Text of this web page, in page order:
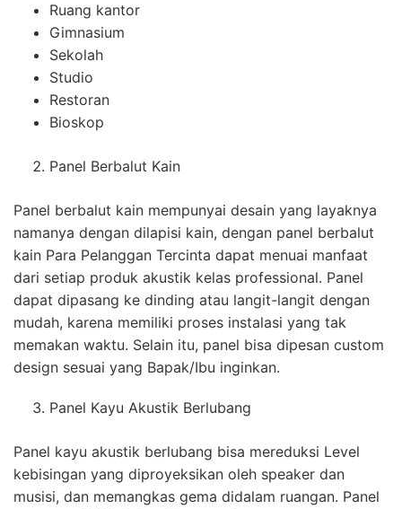
Ruang kantor
Gimnasium
Sekolah
Studio
Restoran
Bioskop
Panel Berbalut Kain
Panel berbalut kain mempunyai desain yang layaknya
namanya dengan dilapisi kain, dengan panel berbalut
kain Para Pelanggan Tercinta dapat menuai manfaat
dari setiap produk akustik kelas professional. Panel
dapat dipasang ke dinding atau langit-langit dengan
mudah, karena memiliki proses instalasi yang tak
memakan waktu. Selain itu, panel bisa dipesan custom
design sesuai yang Bapak/Ibu inginkan.
Panel Kayu Akustik Berlubang
Panel kayu akustik berlubang bisa mereduksi Level
kebisingan yang diproyeksikan oleh speaker dan
musisi, dan memangkas gema didalam ruangan. Panel